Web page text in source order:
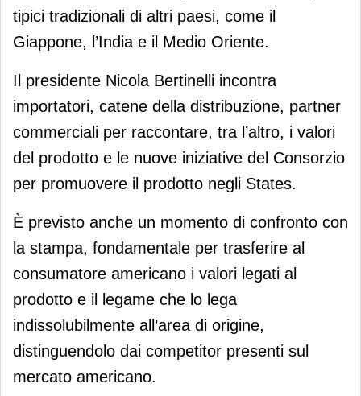
tipici tradizionali di altri paesi, come il
Giappone, l’India e il Medio Oriente.
Il presidente Nicola Bertinelli incontra
importatori, catene della distribuzione, partner
commerciali per raccontare, tra l’altro, i valori
del prodotto e le nuove iniziative del Consorzio
per promuovere il prodotto negli States.
È previsto anche un momento di confronto con
la stampa, fondamentale per trasferire al
consumatore americano i valori legati al
prodotto e il legame che lo lega
indissolubilmente all’area di origine,
distinguendolo dai competitor presenti sul
mercato americano.